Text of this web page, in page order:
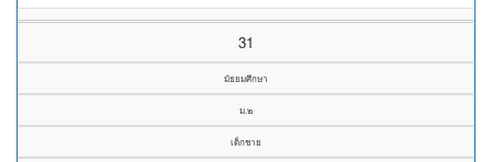
31
มัธยมศึกษา
ม.๒
เด็กชาย